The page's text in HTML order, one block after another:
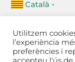
Català ▼
Unió
Ctra. de Manresa,
Tel 93 805 22 92
Utilitzem
l’experiència
preferències i